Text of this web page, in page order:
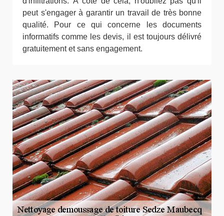
peut s'engager à garantir un travail de très bonne
qualité. Pour ce qui concerne les documents
informatifs comme les devis, il est toujours délivré
gratuitement et sans engagement.